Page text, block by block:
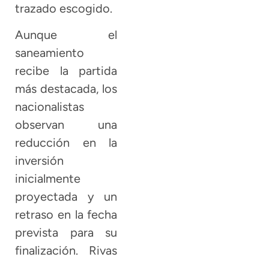
trazado escogido.
Aunque el
saneamiento
recibe la partida
más destacada, los
nacionalistas
observan una
reducción en la
inversión
inicialmente
proyectada y un
retraso en la fecha
prevista para su
finalización. Rivas